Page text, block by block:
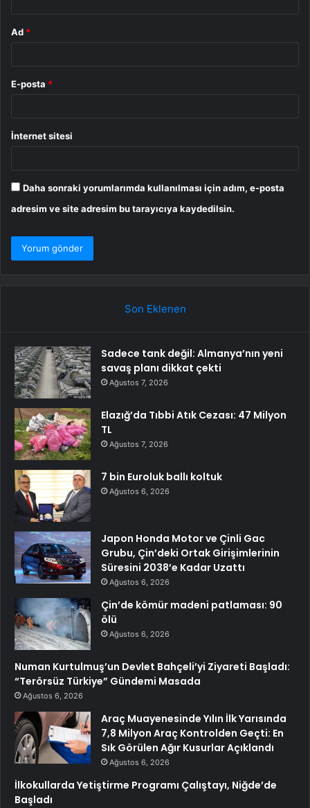
Ad *
E-posta *
İnternet sitesi
Daha sonraki yorumlarımda kullanılması için adım, e-posta
adresim ve site adresim bu tarayıcıya kaydedilsin.
Son Eklenen
Sadece tank değil: Almanya’nın yeni
savaş planı dikkat çekti
Ağustos 7, 2026
Elazığ’da Tıbbi Atık Cezası: 47 Milyon
TL
Ağustos 7, 2026
7 bin Euroluk ballı koltuk
Ağustos 6, 2026
Japon Honda Motor ve Çinli Gac
Grubu, Çin’deki Ortak Girişimlerinin
Süresini 2038’e Kadar Uzattı
Ağustos 6, 2026
Çin’de kömür madeni patlaması: 90
ölü
Ağustos 6, 2026
Numan Kurtulmuş’un Devlet Bahçeli’yi Ziyareti Başladı:
“Terörsüz Türkiye” Gündemi Masada
Ağustos 6, 2026
Araç Muayenesinde Yılın İlk Yarısında
7,8 Milyon Araç Kontrolden Geçti: En
Sık Görülen Ağır Kusurlar Açıklandı
Ağustos 6, 2026
İlkokullarda Yetiştirme Programı Çalıştayı, Niğde’de
Başladı